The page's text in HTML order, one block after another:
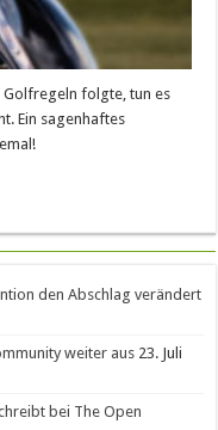
Golfregeln folgte, tun es
Ein sagenhaftes
den Abschlag verändert
weiter aus 23. Juli
bei The Open